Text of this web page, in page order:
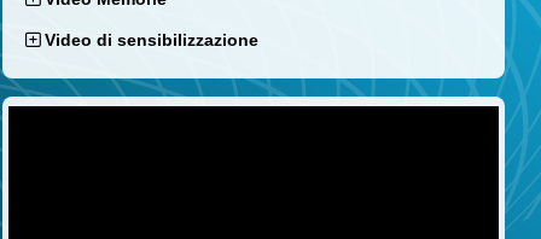
Video di sensibilizzazione